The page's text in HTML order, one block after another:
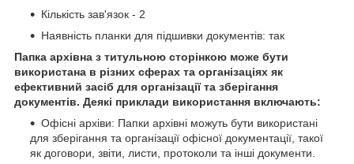
Кількість зав'язок - 2
Наявність планки для підшивки документів: так
Папка архівна з титульною сторінкою може бути
використана в різних сферах та організаціях як
ефективний засіб для організації та зберігання
документів. Деякі приклади використання включають:
Офісні архіви: Папки архівні можуть бути використані
для зберігання та організації офісної документації, такої
як договори, звіти, листи, протоколи та інші документи.